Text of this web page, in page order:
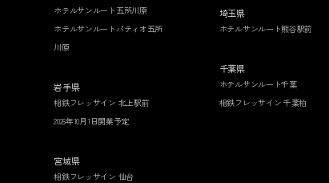
ホテルサンルート五所川原
ホテルサンルートパティオ五所
川原
岩手県
相鉄フレッサイン 北上駅前
2026年10月1日開業予定
宮城県
相鉄フレッサイン 仙台
埼玉県
ホテルサンルート熊谷駅前
千葉県
ホテルサンルート千葉
相鉄フレッサイン 千葉柏